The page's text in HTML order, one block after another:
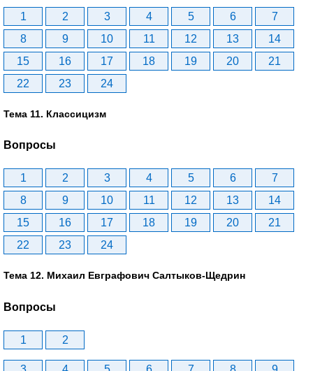
1 2 3 4 5 6
7
8
9 10 11 12 13
14
15
16 17 18 19 20
21
22
23 24
Тема 11. Классицизм
Вопросы
1 2 3 4 5 6
7
8
9 10 11 12 13
14
15
16 17 18 19 20
21
22
23 24
Тема 12. Михаил Евграфович Салтыков-Щедрин
Вопросы
1 2